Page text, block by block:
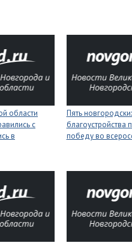
области
с
в
Пять
благоустройства
победу во